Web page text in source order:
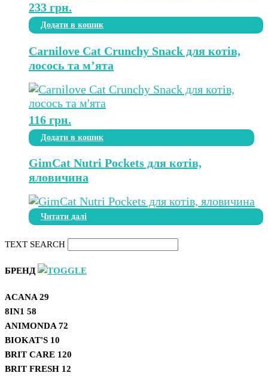
233 грн.
Додати в кошик
Carnilove Cat Crunchy Snack для котів,
лосось та м’ята
116 грн.
Додати в кошик
GimCat Nutri Pockets для котів,
яловичина
Читати далі
TEXT SEARCH
БРЕНД
ACANA 29
8IN1 58
ANIMONDA 72
BIOKAT'S 10
BRIT CARE 120
BRIT FRESH 12